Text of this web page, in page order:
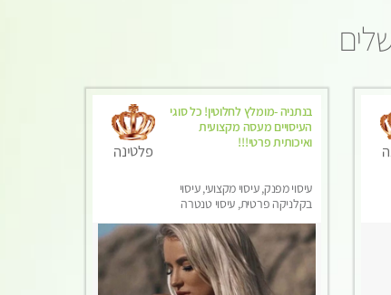
בנתניה -מומלץ לחלוטין! כל סוגי
העיסויים מעסה מקצועית
ואיכותית פרטי!!!
עיסוי מפנק, עיסוי מקצועי, עיסוי
בקלניקה פרטית, עיסוי טנטרה
פלטינה